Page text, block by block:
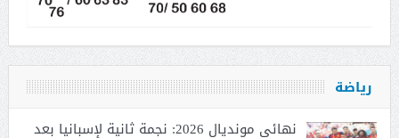
رياضة
نهائي مونديال 2026: نجمة ثانية لإسبانيا بعد